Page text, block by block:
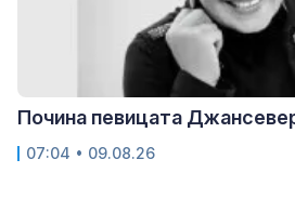
Почина певицата
07:04 • 09.08.26